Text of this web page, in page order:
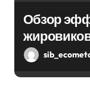
Обзор
эффектом